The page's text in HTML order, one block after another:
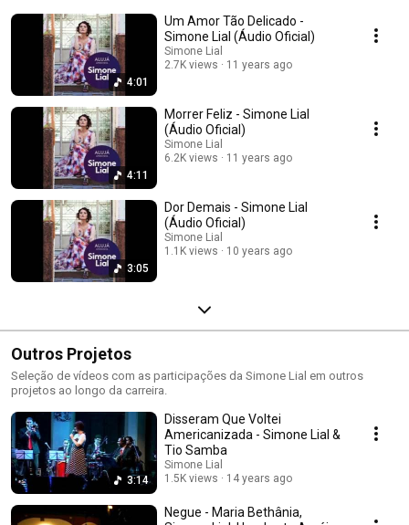
4:01
Um Amor Tão Delicado -
Simone Lial (Áudio Oficial)
Simone Lial
2.7K views
11 years ago
4:11
Morrer Feliz - Simone Lial
(Áudio Oficial)
Simone Lial
6.2K views
11 years ago
3:05
Dor Demais - Simone Lial
(Áudio Oficial)
Simone Lial
1.1K views
10 years ago
Outros Projetos
Seleção de vídeos com as participações da Simone Lial em outros
projetos ao longo da carreira.
3:14
Disseram Que Voltei
Americanizada - Simone Lial &
Tio Samba
Simone Lial
1.5K views
14 years ago
Negue - Maria Bethânia,